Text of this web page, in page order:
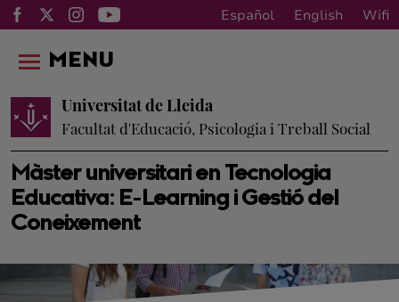
Español English Wifi
Màster universitari en Tecnologia
Educativa: E-Learning i Gestió del
Coneixement
Universitat de Lleida
Facultat d'Educació, Psicologia i Treball Social
MENU